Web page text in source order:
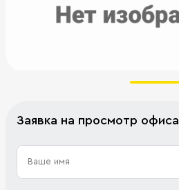
Заявка на просмотр офиса